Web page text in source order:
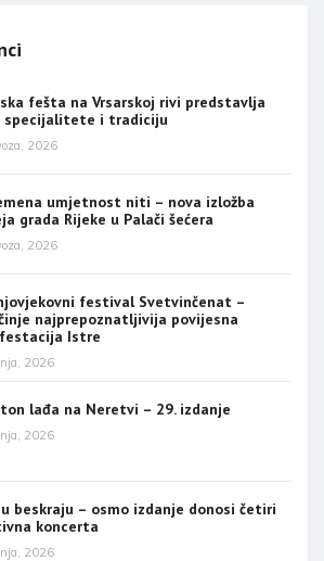
fešta na Vrsarskoj rivi predstavlja
specijalitete i tradiciju
2026
umjetnost niti – nova izložba
grada Rijeke u Palači šećera
2026
festival Svetvinčenat –
najprepoznatljivija povijesna
Istre
2026
lađa na Neretvi – 29. izdanje
2026
beskraju – osmo izdanje donosi četiri
koncerta
2026